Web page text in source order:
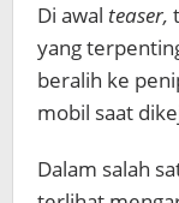
Di awal teaser,
yang
beralih ke
mobil saat
Dalam salah